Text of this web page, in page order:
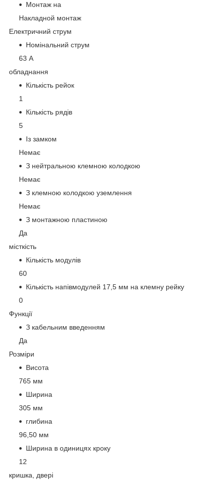
Монтаж на
Накладной монтаж
Електричний струм
Номінальний струм
63 А
обладнання
Кількість рейок
1
Кількість рядів
5
Із замком
Немає
З нейтральною клемною колодкою
Немає
З клемною колодкою уземлення
Немає
З монтажною пластиною
Да
місткість
Кількість модулів
60
Кількість напівмодулей 17,5 мм на клемну рейку
0
Функції
З кабельним введенням
Да
Розміри
Висота
765 мм
Ширина
305 мм
глибина
96,50 мм
Ширина в одиницях кроку
12
кришка, двері